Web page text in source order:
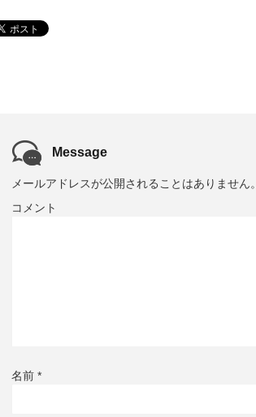
Message
メールアドレスが公開されることはありません。
コメント
名前 *